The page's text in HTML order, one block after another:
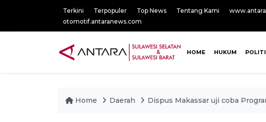
Terkini Terpopuler Top News Tentang Kami
otomotif.antaranews.com
HOME HUKUM
Home Daerah Dispus Makassar uji coba